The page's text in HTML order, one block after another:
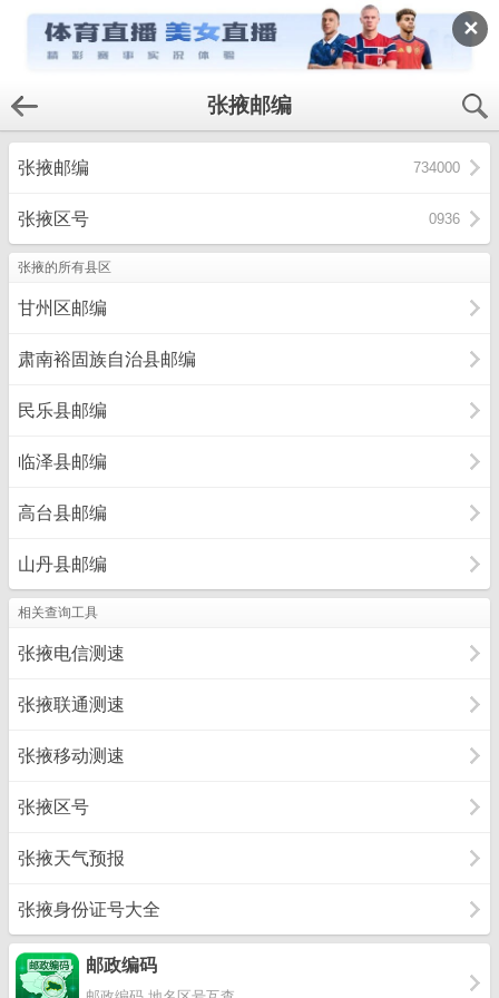
✕
张掖邮编
张掖邮编 734000
张掖区号 0936
张掖的所有县区
甘州区邮编
肃南裕固族自治县邮编
民乐县邮编
临泽县邮编
高台县邮编
山丹县邮编
相关查询工具
张掖电信测速
张掖联通测速
张掖移动测速
张掖区号
张掖天气预报
张掖身份证号大全
邮政编码